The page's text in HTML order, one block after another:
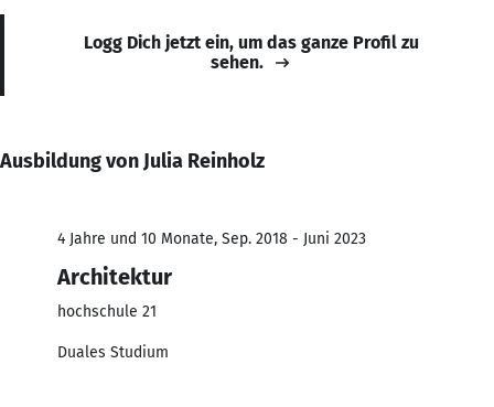
Logg Dich jetzt ein, um das ganze Profil zu
sehen.
Ausbildung von Julia Reinholz
4 Jahre und 10 Monate, Sep. 2018 - Juni 2023
Architektur
hochschule 21
Duales Studium